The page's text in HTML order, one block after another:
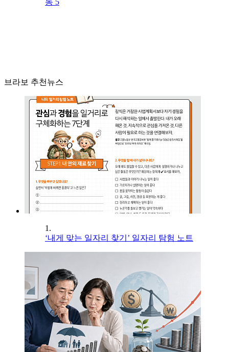
동 5
브라보 추천뉴스
1.
‘내게 맞는 일자리 찾기’ 일자리 탐험 노트